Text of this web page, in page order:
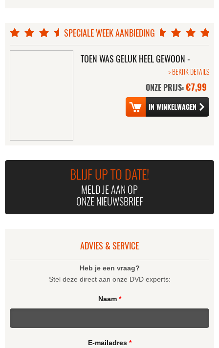
HEADHUNTERS IMMORTALS (2DVD)
NIGHTS IN
SPECIALE WEEK AANBIEDING
TOEN WAS GELUK HEEL GEWOON -
> BEKIJK DETAILS
ONZE PRIJS:€7,99
BLIJF UP TO DATE!
MELD JE AAN OP
ONZE NIEUWSBRIEF
ADVIES & SERVICE
Heb je een vraag?
Stel deze direct aan onze DVD experts:
Naam *
E-mailadres *